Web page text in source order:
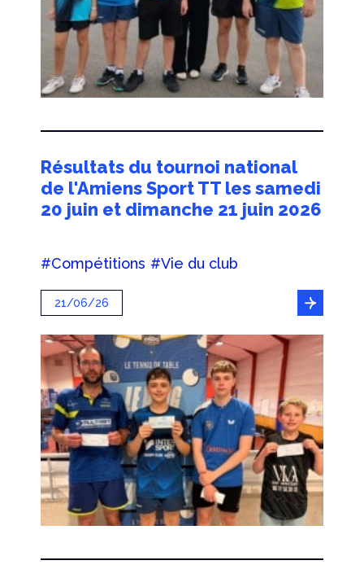
Résultats du tournoi national
de l'Amiens Sport TT les samedi
20 juin et dimanche 21 juin 2026
#Compétitions #Vie du club
21/06/26